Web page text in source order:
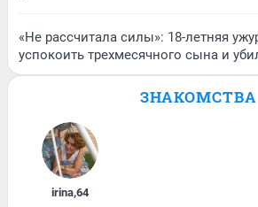
«Не рассчитала силы»: 18-летняя
успокоить трехмесячного сына и
ЗНАКОМСТВА
irina,64